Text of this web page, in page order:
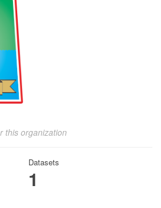
this organization
Datasets
1